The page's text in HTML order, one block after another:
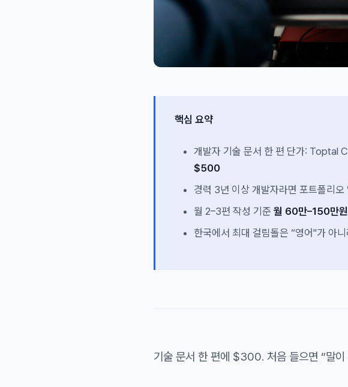
핵심 요약
개발자 기술 문서 한 편 단가: Toptal
$500
경력 3년 이상 개발자라면 포트폴리오
월 2–3편 작성 기준 월 60만–150만원
한국에서 최대 걸림돌은 “영어"가 아
기술 문서 한 편에 $300. 처음 들으면 “말이